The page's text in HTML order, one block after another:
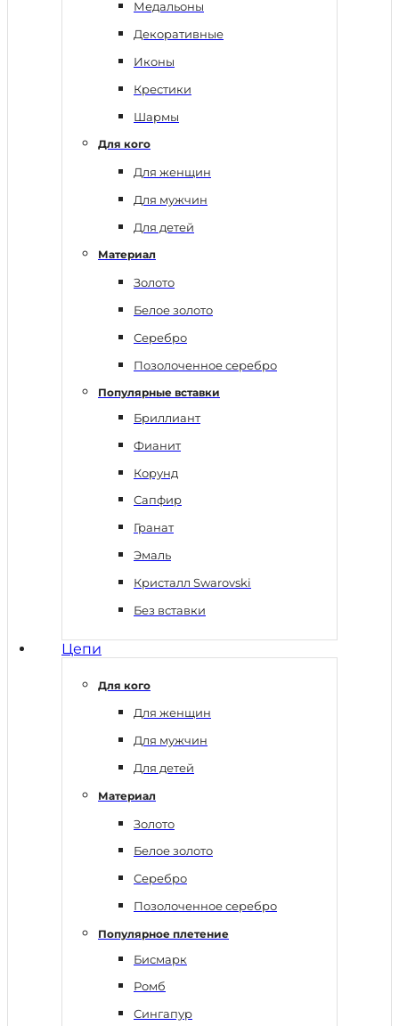
Медальоны
Декоративные
Иконы
Крестики
Шармы
Для кого
Для женщин
Для мужчин
Для детей
Материал
Золото
Белое золото
Серебро
Позолоченное серебро
Популярные вставки
Бриллиант
Фианит
Корунд
Сапфир
Гранат
Эмаль
Кристалл Swarovski
Без вставки
Цепи
Для кого
Для женщин
Для мужчин
Для детей
Материал
Золото
Белое золото
Серебро
Позолоченное серебро
Популярное плетение
Бисмарк
Ромб
Сингапур